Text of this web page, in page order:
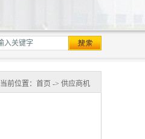
当前位置： 首页 -> 供应商机